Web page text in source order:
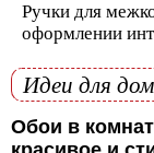
Ручки для
оформлении
Идеи для
Обои в